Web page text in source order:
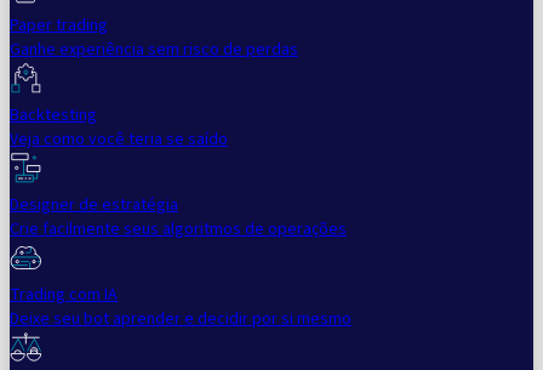
Paper trading
Ganhe experiência sem risco de perdas
Backtesting
Veja como você teria se saído
Designer de estratégia
Crie facilmente seus algoritmos de operações
Trading com IA
Deixe seu bot aprender e decidir por si mesmo